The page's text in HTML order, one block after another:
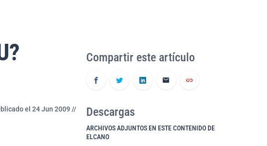
el 24 Jun 2009 //
Compartir este artículo
Descargas
ARCHIVOS ADJUNTOS EN ESTE CONTENIDO DE
ELCANO